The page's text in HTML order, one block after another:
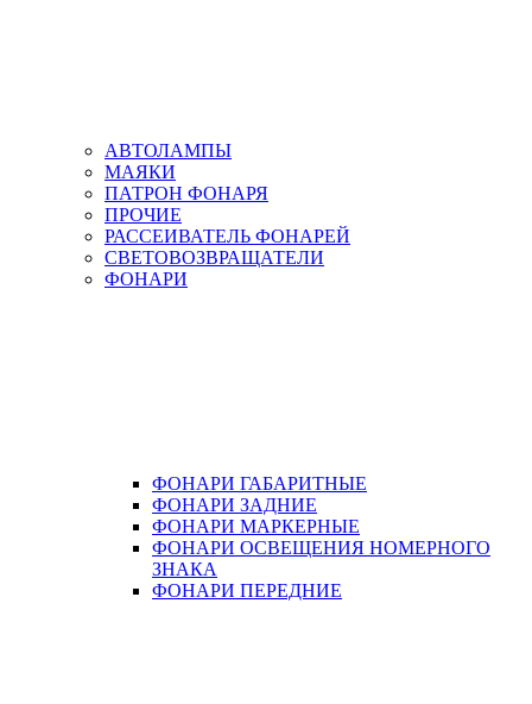
АВТОЛАМПЫ
МАЯКИ
ПАТРОН ФОНАРЯ
ПРОЧИЕ
РАССЕИВАТЕЛЬ ФОНАРЕЙ
СВЕТОВОЗВРАЩАТЕЛИ
ФОНАРИ
ФОНАРИ ГАБАРИТНЫЕ
ФОНАРИ ЗАДНИЕ
ФОНАРИ МАРКЕРНЫЕ
ФОНАРИ ОСВЕЩЕНИЯ НОМЕРНОГО
ЗНАКА
ФОНАРИ ПЕРЕДНИЕ